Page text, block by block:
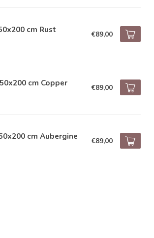
cm Rust €89,00
cm Copper €89,00
cm Aubergine €89,00